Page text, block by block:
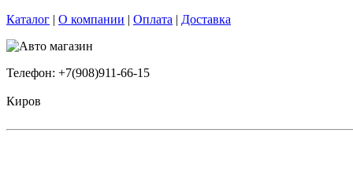
Каталог | О компании | Оплата | Доставка
Телефон: +7(908)911-66-15
Киров